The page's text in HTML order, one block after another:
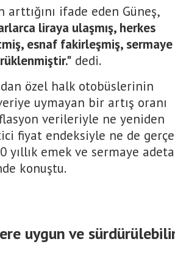
ifade eden Güneş,
liraya ulaşmış, herkes
esnaf fakirleşmiş, sermaye
dedi.
özel halk otobüslerinin
uymayan bir artış oranı
verileriyle ne yeniden
fiyat endeksiyle ne de
emek ve sermaye adeta
konuştu.
uygun ve